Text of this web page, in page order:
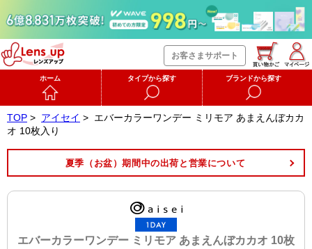
お客さまサポート
ホーム タイプから探す ブランドから探す
TOP > アイセイ > エバーカラーワンデー ミリモア あまえんぼカカ
オ 10枚入り
夏季（お盆）期間中の出荷と営業について
エバーカラーワンデー ミリモア あまえんぼカカオ 10枚